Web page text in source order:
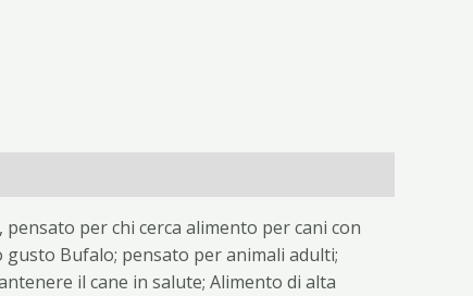
per chi cerca alimento per cani con
Bufalo; pensato per animali adulti;
il cane in salute; Alimento di alta